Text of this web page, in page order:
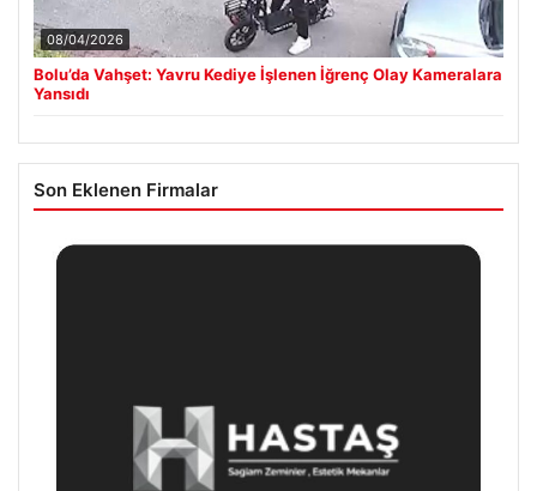
08/04/2026
Bolu’da Vahşet: Yavru Kediye İşlenen İğrenç Olay Kameralara
Yansıdı
Son Eklenen Firmalar